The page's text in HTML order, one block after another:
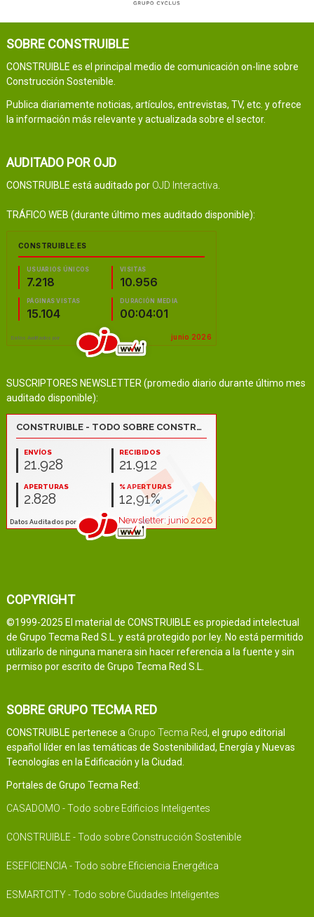
SOBRE CONSTRUIBLE
CONSTRUIBLE es el principal medio de comunicación on-line sobre
Construcción Sostenible.
Publica diariamente noticias, artículos, entrevistas, TV, etc. y ofrece
la información más relevante y actualizada sobre el sector.
AUDITADO POR OJD
CONSTRUIBLE está auditado por OJD Interactiva
TRÁFICO WEB (durante último mes auditado disponible):
SUSCRIPTORES NEWSLETTER (promedio diario durante último mes
auditado disponible):
COPYRIGHT
©1999-2025 El material de CONSTRUIBLE es propiedad intelectual
de Grupo Tecma Red S.L. y está protegido por ley. No está permitido
utilizarlo de ninguna manera sin hacer referencia a la fuente y sin
permiso por escrito de Grupo Tecma Red S.L.
SOBRE GRUPO TECMA RED
CONSTRUIBLE pertenece a Grupo Tecma Red, el grupo editorial
español líder en las temáticas de Sostenibilidad, Energía y Nuevas
Tecnologías en la Edificación y la Ciudad.
Portales de Grupo Tecma Red:
CASADOMO - Todo sobre Edificios Inteligentes
CONSTRUIBLE - Todo sobre Construcción Sostenible
ESEFICIENCIA - Todo sobre Eficiencia Energética
ESMARTCITY - Todo sobre Ciudades Inteligentes